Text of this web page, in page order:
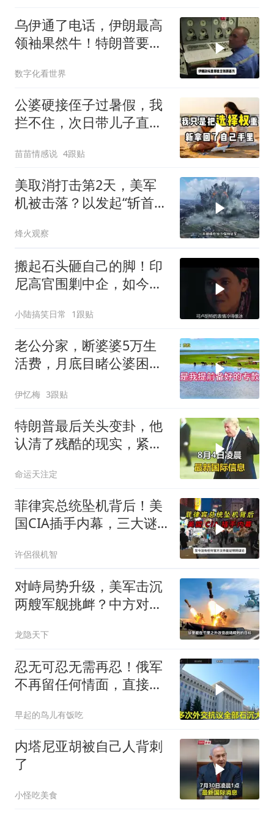
乌伊通了电话，伊朗最高
领袖果然牛！特朗普要气
数字化看世界
公婆硬接侄子过暑假，我
拦不住，次日带儿子直飞
苗苗情感说 4跟贴
美取消打击第2天，美军
机被击落？以发起“斩首行
烽火观察
搬起石头砸自己的脚！印
尼高官围剿中企，如今烂
小陆搞笑日常 1跟贴
老公分家，断婆婆5万生
活费，月底目睹公婆困
伊忆梅 3跟贴
特朗普最后关头变卦，他
认清了残酷的现实，紧急
命运天注定
菲律宾总统坠机背后！美
国CIA插手内幕，三大谜
许侶很机智
对峙局势升级，美军击沉
两艘军舰挑衅？中方对美
龙隐天下
忍无可忍无需再忍！俄军
不再留任何情面，直接炸
早起的鸟儿有饭吃
内塔尼亚胡被自己人背刺
了
小怪吃美食